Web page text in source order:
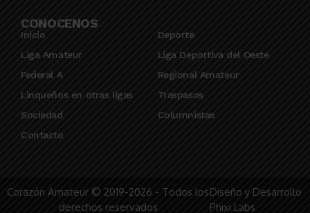
CONOCENOS
Inicio
Deporte
Liga Amateur
Liga Deportiva del Oeste
Federal A
Regional Amateur
Linqueños en otras ligas
Traspasos
Sociedad
Columnistas
Contacto
Corazón Amateur © 2019-2026 - Todos los
derechos reservados
Diseño y Desarrollo
Phixi Labs